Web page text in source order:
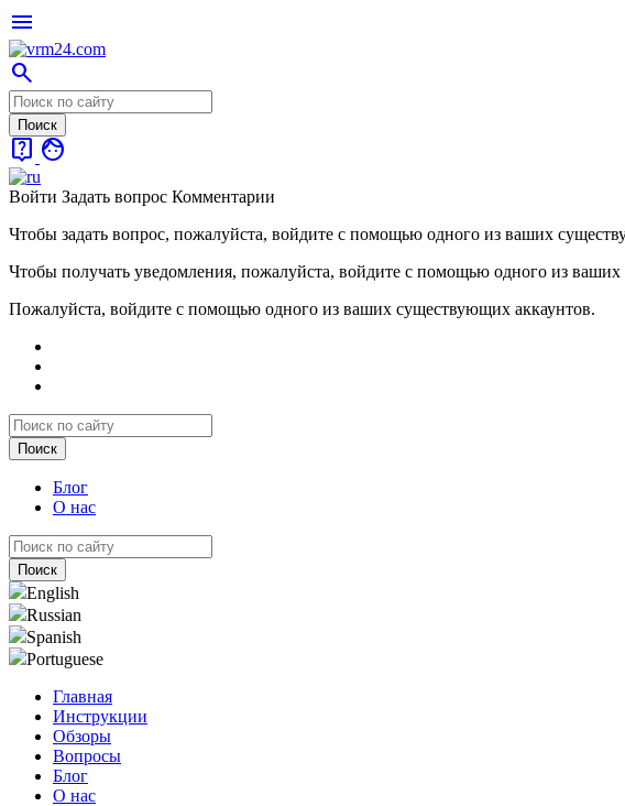
menu
search
live_help face
Войти Задать вопрос Комментарии
Чтобы задать вопрос, пожалуйста, войдите с помощью одного из ваших
Чтобы получать уведомления, пожалуйста, войдите с помощью одного из
Пожалуйста, войдите с помощью одного из ваших существующих аккаунтов.
Блог
О нас
English
Russian
Spanish
Portuguese
Главная
Инструкции
Обзоры
Вопросы
Блог
О нас